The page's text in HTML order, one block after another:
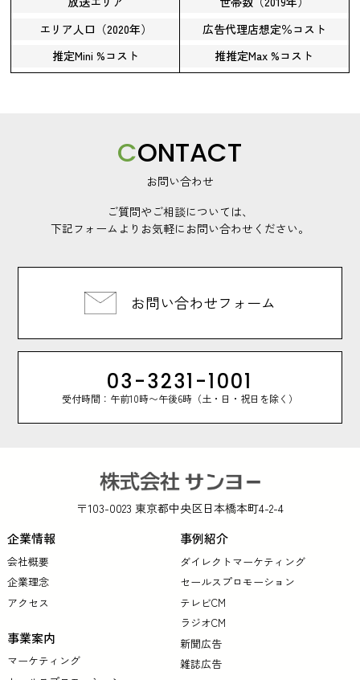
エリア人口（2020年）
広告代理店想定％コスト
推定Mini %コスト
推推定Max %コスト
CONTACT
お問い合わせ
ご質問やご相談については、
下記フォームよりお気軽にお問い合わせください。
お問い合わせフォーム
03-3231-1001
受付時間：午前10時〜午後6時（土・日・祝日を除く）
〒103-0023 東京都中央区日本橋本町4-2-4
企業情報
会社概要
企業理念
アクセス
事業案内
マーケティング
事例紹介
ダイレクトマーケティング
セールスプロモーション
テレビCM
ラジオCM
新聞広告
雑誌広告